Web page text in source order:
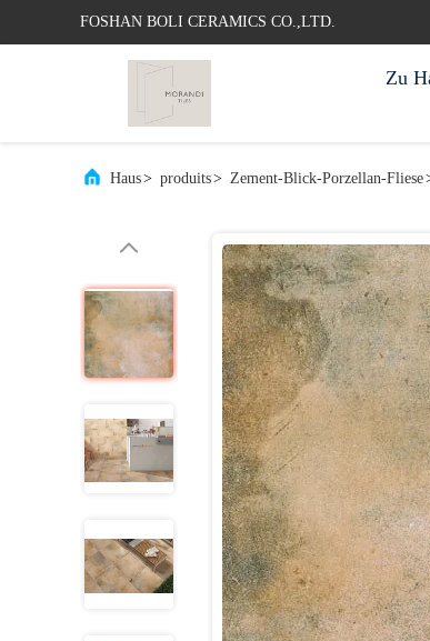
FOSHAN BOLI CERAMICS CO.,LTD.
Zu
Haus> produits> Zement-Blick-Porzellan-Fliese